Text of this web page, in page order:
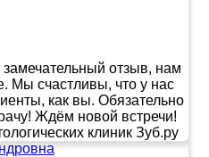
отзыв, нам
Мы счастливы, что у нас
как вы. Обязательно
Ждём новой встречи!
клиник Зуб.ру